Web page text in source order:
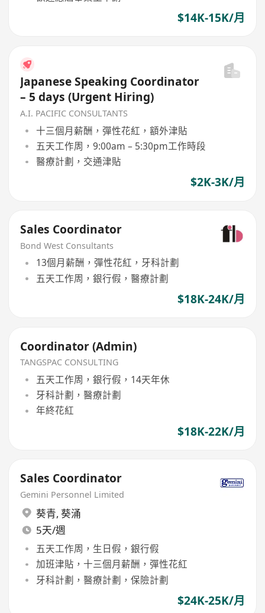
$14K-15K/月
Japanese Speaking Coordinator
– 5 days (Urgent Hiring)
A.I. PACIFIC CONSULTANTS
十三個月薪酬，彈性花紅，額外津貼
五天工作周，9:00am – 5:30pm工作時段
醫療計劃，交通津貼
$2K-3K/月
Sales Coordinator
Bond West Consultants
13個月薪酬，彈性花紅，牙科計劃
五天工作周，銀行假，醫療計劃
$18K-24K/月
Coordinator (Admin)
TANGSPAC CONSULTING
五天工作周，銀行假，14天年休
牙科計劃，醫療計劃
年終花紅
$18K-22K/月
Sales Coordinator
Gemini Personnel Limited
葵青, 葵涌
5天/週
五天工作周，生日假，銀行假
加班津貼，十三個月薪酬，彈性花紅
牙科計劃，醫療計劃，保險計劃
$24K-25K/月